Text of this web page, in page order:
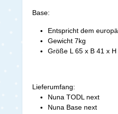
Base:
Entspricht dem
Gewicht 7kg
Größe L 65 x B 41 x H
Lieferumfang:
Nuna TODL next
Nuna Base next